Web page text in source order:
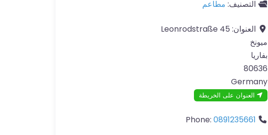
التصنيف: مطاعم
العنوان: 45 Leonrodstraße
ميونخ
بفاريا
80636
Germany
العنوان على الخريطة
Phone: 0891235661